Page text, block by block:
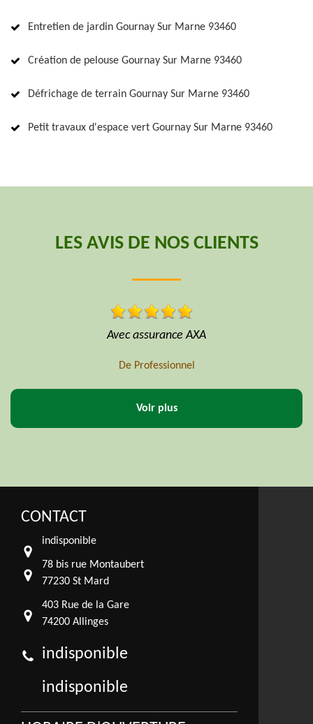
Entretien de jardin Gournay Sur Marne 93460
Création de pelouse Gournay Sur Marne 93460
Défrichage de terrain Gournay Sur Marne 93460
Petit travaux d'espace vert Gournay Sur Marne 93460
LES AVIS DE NOS CLIENTS
Entreprise très sérieux je recommande
De 77
Voir plus
CONTACT
indisponible
78 bis rue Montaubert
77230 St Mard
403 Rue de la Gare
74200 Allinges
indisponible
indisponible